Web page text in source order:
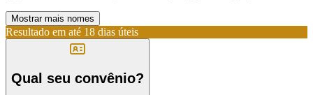
Mostrar mais nomes
Resultado em até 18 dias úteis
Qual seu convênio?